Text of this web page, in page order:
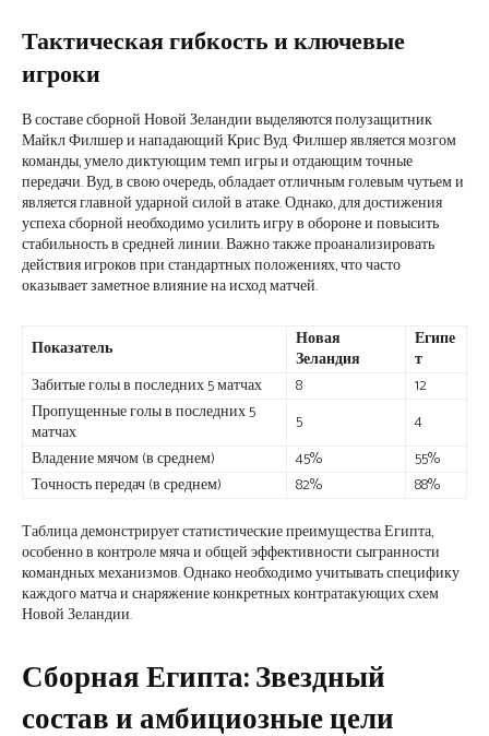
Тактическая гибкость и ключевые
игроки
В составе сборной Новой Зеландии выделяются полузащитник
Майкл Филшер и нападающий Крис Вуд. Филшер является мозгом
команды, умело диктующим темп игры и отдающим точные
передачи. Вуд, в свою очередь, обладает отличным голевым чутьем и
является главной ударной силой в атаке. Однако, для достижения
успеха сборной необходимо усилить игру в обороне и повысить
стабильность в средней линии. Важно также проанализировать
действия игроков при стандартных положениях, что часто
оказывает заметное влияние на исход матчей.
Показатель
Новая
Зеландия
Египе
т
Забитые голы в последних 5 матчах
8
12
Пропущенные голы в последних 5
матчах
5
4
Владение мячом (в среднем)
45%
55%
Точность передач (в среднем)
82%
88%
Таблица демонстрирует статистические преимущества Египта,
особенно в контроле мяча и общей эффективности сыгранности
командных механизмов. Однако необходимо учитывать специфику
каждого матча и снаряжение конкретных контратакующих схем
Новой Зеландии.
Сборная Египта: Звездный
состав и амбициозные цели